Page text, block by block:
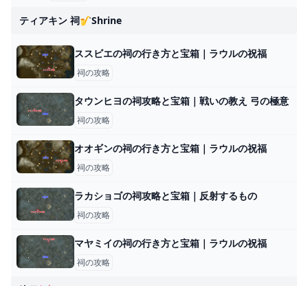
ティアキン 祠🎷shrine
ススビエの祠の行き方と宝箱｜ラウルの祝福
祠の攻略
タウンヒヨの祠攻略と宝箱｜戦いの教え 弓の極意
祠の攻略
オオギンの祠の行き方と宝箱｜ラウルの祝福
祠の攻略
ラカショゴの祠攻略と宝箱｜反射するもの
祠の攻略
マヤミイの祠の行き方と宝箱｜ラウルの祝福
祠の攻略